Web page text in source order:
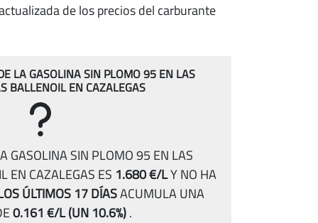
de los precios del carburante
LA GASOLINA SIN PLOMO 95 EN LAS
BALLENOIL EN CAZALEGAS
GASOLINA SIN PLOMO 95 EN LAS
EN CAZALEGAS ES 1.680 €/LY NO HA
ÚLTIMOS 17 DÍASACUMULA UNA
0.161 €/L(UN 10.6%).